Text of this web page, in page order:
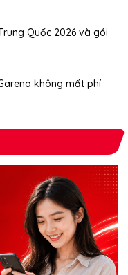
Quốc 2026 và gói
không mất phí